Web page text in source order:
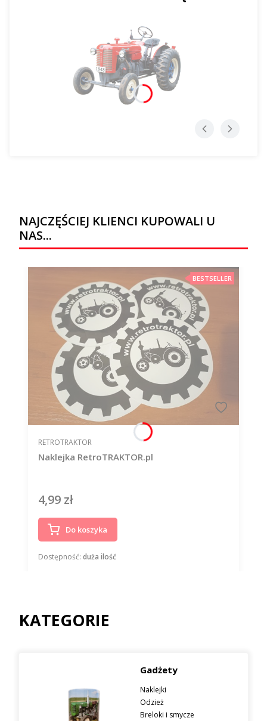
NAJCZĘŚCIEJ KLIENCI KUPOWALI U
NAS...
BESTSELLER
Naklejka RetroTRAKTOR.pl
PRODUCENT
RETROTRAKTOR
Cena
4,99 zł
Do koszyka
Dostępność: duża ilość
KATEGORIE
Gadżety
Naklejki
Odzież
Breloki i smycze